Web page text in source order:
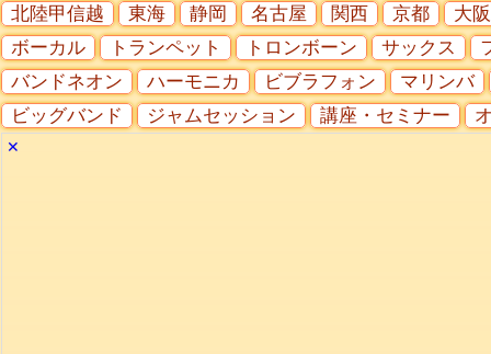
北陸甲信越
東海 静岡 名古屋 関西 京都
大阪
ボーカル
トランペット トロンボーン サックス
バンドネオン
ハーモニカ ビブラフォン
マリンバ
ビッグバンド
ジャムセッション 講座・セミナー
✕